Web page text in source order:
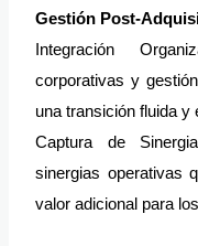
Gestión Post-
Integración
corporativas y
una transición fluida y
Captura de
sinergias operativas
valor adicional para